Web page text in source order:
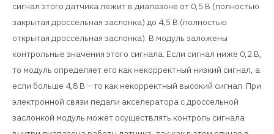
сигнал этого датчика лежит в диапазоне от 0,5 В (полностью
закрытая дроссельная заслонка) до 4,5 В (полностью
открытая дроссельная заслонка). В модуль заложены
контрольные значения этого сигнала. Если сигнал ниже 0,2 В,
то модуль определяет его как некорректный низкий сигнал, а
если больше 4,8 В – то как некорректный высокий сигнал. При
электронной связи педали акселератора с дроссельной
заслонкой модуль может осуществлять контроль сигнала